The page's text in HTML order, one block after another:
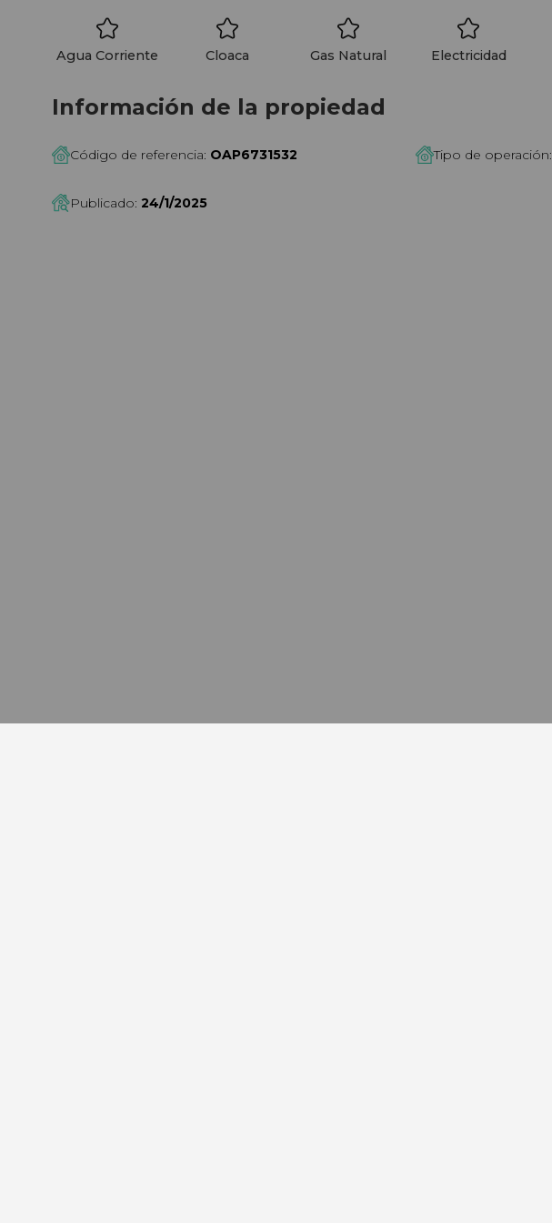
Agua Corriente Cloaca Gas Natural Electricidad
Información de la propiedad
Código de referencia: OAP6731532 Tipo de operación:
Publicado: 24/1/2025